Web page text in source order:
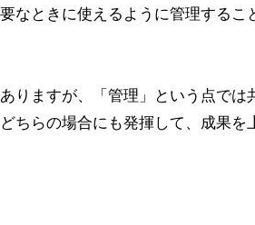
なときに使えるように管理するこ
りますが、「管理」という点では
ちらの場合にも発揮して、成果を